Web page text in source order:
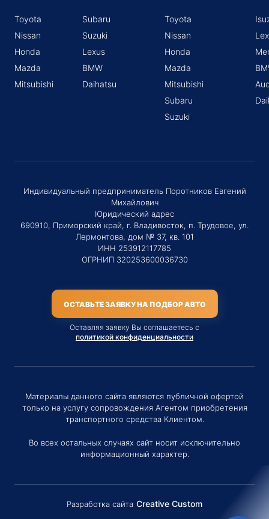
Toyota
Nissan
Honda
Mazda
Mitsubishi
Subaru
Suzuki
Lexus
BMW
Daihatsu
Toyota
Nissan
Honda
Mazda
Mitsubishi
Subaru
Suzuki
Индивидуальный предприниматель Поротников Евгений
Михайлович
Юридический адрес
690910, Приморский край, г. Владивосток, п. Трудовое, ул.
Лермонтова, дом № 37, кв. 101
ИНН 253912117785
ОГРНИП 320253600036730
ОСТАВЬТЕ ЗАЯВКУ НА ПОДБОР АВТО
Оставляя заявку Вы соглашаетесь с
политикой конфиденциальности
Материалы данного сайта являются публичной офертой
только на услугу сопровождения Агентом приобретения
транспортного средства Клиентом.
Во всех остальных случаях сайт носит исключительно
информационный характер.
Разработка сайта Creative Custom